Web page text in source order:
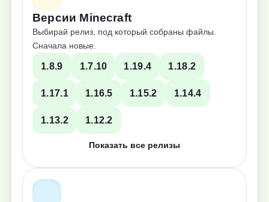
Версии Minecraft
Выбирай релиз, под который собраны файлы.
Сначала новые.
1.8.9 1.7.10 1.19.4 1.18.2
1.17.1 1.16.5 1.15.2 1.14.4
1.13.2 1.12.2
Показать все релизы